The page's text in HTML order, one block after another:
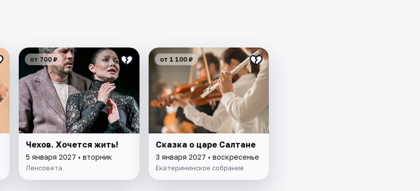
от 700 ₽
Чехов. Хочется жить!
5 января 2027 • вторник
Ленсовета
от 1 100 ₽
Сказка о царе Салтане
3 января 2027 • воскресенье
Екатерининское собрание